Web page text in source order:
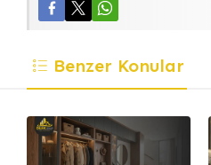
Benzer Konular
Dilek Dizayn